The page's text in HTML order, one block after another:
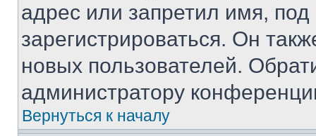
адрес или запретил имя,
зарегистрироваться. Он
новых пользователей.
администратору
Вернуться к началу